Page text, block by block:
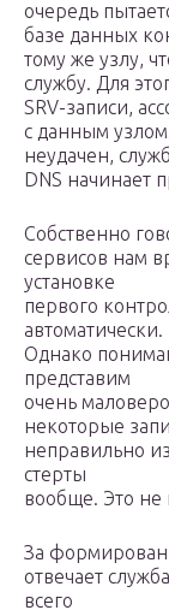
очередь
базе данных
тому же узлу,
службу. Для
SRV-записи,
с данным
неудачен,
DNS начинает
Собственно
сервисов нам
установке
первого
автоматически.
Однако
представим
очень
некоторые
неправильно
стерты
вообще. Это не
За
отвечает
всего